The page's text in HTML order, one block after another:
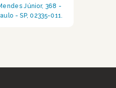
Júnior, 368 -
- SP, 02335-011.